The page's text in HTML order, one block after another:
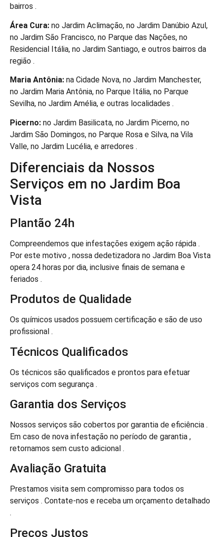
bairros .
Área Cura: no Jardim Aclimação, no Jardim Danúbio Azul,
no Jardim São Francisco, no Parque das Nações, no
Residencial Itália, no Jardim Santiago, e outros bairros da
região .
Maria Antônia: na Cidade Nova, no Jardim Manchester,
no Jardim Maria Antônia, no Parque Itália, no Parque
Sevilha, no Jardim Amélia, e outras localidades .
Picerno: no Jardim Basilicata, no Jardim Picerno, no
Jardim São Domingos, no Parque Rosa e Silva, na Vila
Valle, no Jardim Lucélia, e arredores .
Diferenciais da Nossos
Serviços em no Jardim Boa
Vista
Plantão 24h
Compreendemos que infestações exigem ação rápida .
Por este motivo , nossa dedetizadora no Jardim Boa Vista
opera 24 horas por dia, inclusive finais de semana e
feriados .
Produtos de Qualidade
Os químicos usados possuem certificação e são de uso
profissional .
Técnicos Qualificados
Os técnicos são qualificados e prontos para efetuar
serviços com segurança .
Garantia dos Serviços
Nossos serviços são cobertos por garantia de eficiência .
Em caso de nova infestação no período de garantia ,
retornamos sem custo adicional .
Avaliação Gratuita
Prestamos visita sem compromisso para todos os
serviços . Contate-nos e receba um orçamento detalhado
.
Preços Justos